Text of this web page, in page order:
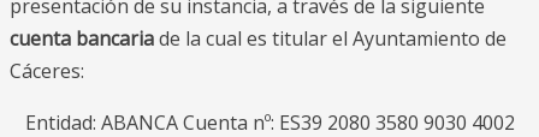
presentación de su instancia, a través de la siguiente
cuenta bancariade la cual es titular el Ayuntamiento de
Cáceres:
Entidad: ABANCA Cuenta nº: ES39 2080 3580 9030 4002